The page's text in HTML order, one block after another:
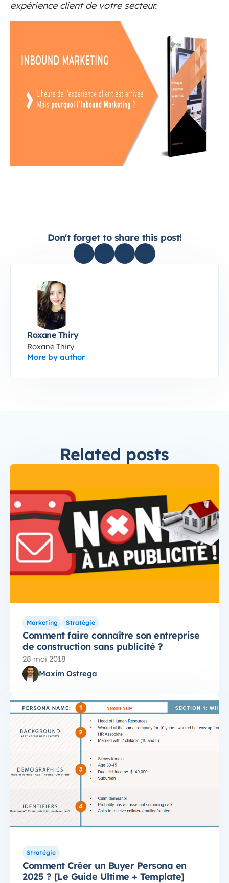
expérience client de votre secteur.
Don't forget to share this post!
Roxane Thiry
Roxane Thiry
More by author
Related posts
Marketing Stratégie
Comment faire connaître son entreprise
de construction sans publicité ?
28 mai 2018
Maxim Ostrega
Stratégie
Comment Créer un Buyer Persona en
2025 ? [Le Guide Ultime + Template]